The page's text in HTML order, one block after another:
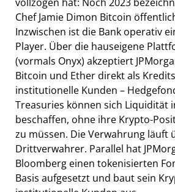
Chef Jamie Dimon Bitcoin
Inzwischen ist die Bank operativ
Player. Über die hauseigene
(vormals Onyx) akzeptiert
Bitcoin und Ether direkt als
institutionelle Kunden –
Treasuries können sich Liquidität
beschaffen, ohne ihre Krypto-
zu müssen. Die Verwahrung läuft
Drittverwahrer. Parallel hat
Bloomberg einen tokenisierten
Basis aufgesetzt und baut sein